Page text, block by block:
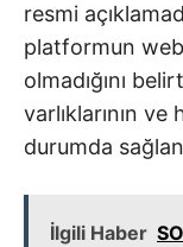
resmi
platformun
olmadığını
varlıklarının
durumda
İlgili Haber